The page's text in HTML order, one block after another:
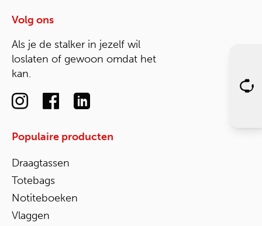
Volg ons
Als je de stalker in jezelf wil
loslaten of gewoon omdat het
kan.
Populaire producten
Draagtassen
Totebags
Notiteboeken
Vlaggen